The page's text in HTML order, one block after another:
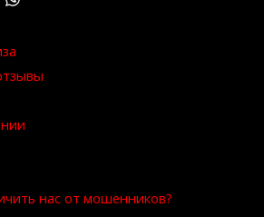
нас от мошенников?